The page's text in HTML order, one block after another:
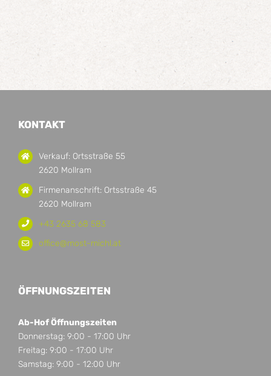
KONTAKT
Verkauf: Ortsstraße 55
2620 Mollram
Firmenanschrift: Ortsstraße 45
2620 Mollram
+43 2635 68 583
office@most-michl.at
ÖFFNUNGSZEITEN
Ab-Hof Öffnungszeiten
Donnerstag: 9:00 - 17:00 Uhr
Freitag: 9:00 - 17:00 Uhr
Samstag: 9:00 - 12:00 Uhr